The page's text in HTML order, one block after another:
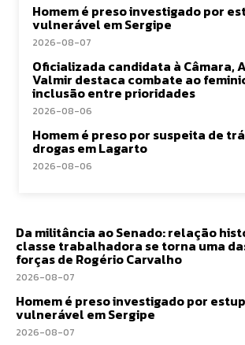
Homem é preso investigado por
vulnerável em Sergipe
2026-08-07
Oficializada candidata à Câmara,
Valmir destaca combate ao
inclusão entre prioridades
2026-08-06
Homem é preso por suspeita de
drogas em Lagarto
2026-08-06
Da militância ao Senado: relação
classe trabalhadora se torna uma
forças de Rogério Carvalho
2026-08-07
Homem é preso investigado por
vulnerável em Sergipe
2026-08-07